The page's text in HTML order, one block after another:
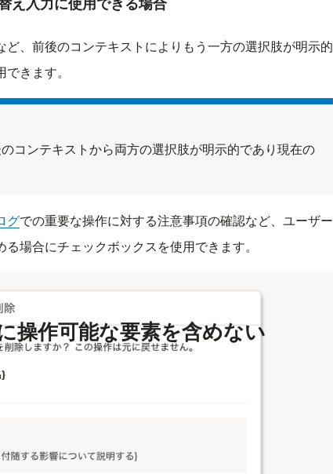
え入力に使用できる場合
ど、前後のコンテキストによりもう一方の選択肢が明示的
きます。
コンテキストから両方の選択肢が明示的であり現在の
グでの重要な操作に対する注意事項の確認など、ユーザー
場合にチェックボックスを使用できます。
操作可能な要素を含めない
ージへのリンクやフォームなど、ユーザーが値を選択する
上がり、誤操作などにつながるためです。（